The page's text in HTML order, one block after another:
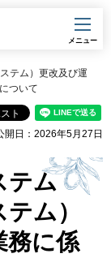
メニュー
テム）更改及び運
ついて
開日：2026年5月27日
テム
ム）
務に係